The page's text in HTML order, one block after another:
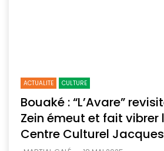
ACTUALITE CULTURE
Bouaké : “L’Avare”
Zein émeut et fait vibrer
Centre Culturel